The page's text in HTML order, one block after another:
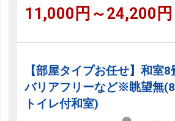
11,000円～24,200円
【部屋タイプお任せ】和室8
バリアフリーなど※眺望無(8
トイレ付和室)